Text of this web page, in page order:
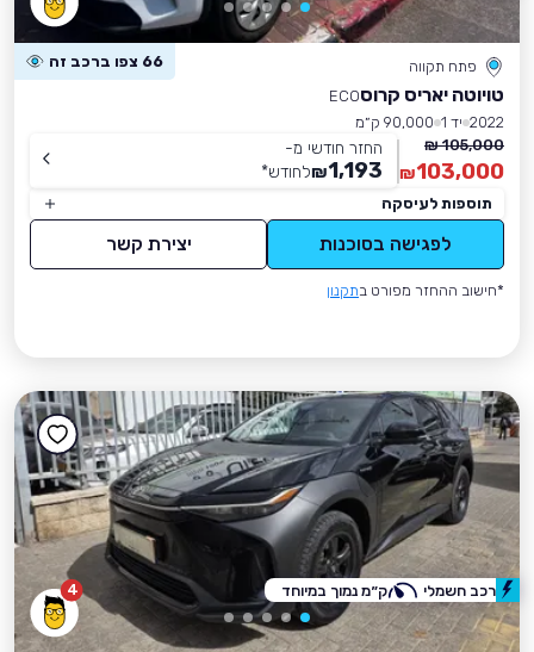
פתח תקווה 66 צפו ברכב זה
טויוטה יאריס קרוסECO
2022 יד 1
90,000 ק״מ
105,000 ₪
103,000
₪
החזר חודשי מ-
1,193
₪לחודש*
תוספות לעיסקה
לפגישה בסוכנות יצירת קשר
*חישוב ההחזר מפורט בתקנון
4 רכב חשמלי ק״מ נמוך במיוחד